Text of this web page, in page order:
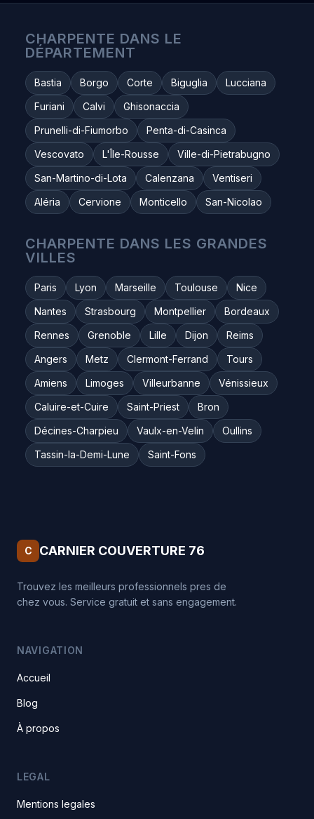
CHARPENTE DANS LE
DÉPARTEMENT
Bastia Borgo Corte Biguglia
Lucciana
Furiani
Calvi
Ghisonaccia
Prunelli-di-Fiumorbo
Penta-di-Casinca
Vescovato
L'Île-Rousse
Ville-di-Pietrabugno
San-Martino-di-Lota
Calenzana
Ventiseri
Aléria
Cervione Monticello San-Nicolao
CHARPENTE DANS LES GRANDES
VILLES
Paris Lyon Marseille Toulouse
Nice
Nantes
Strasbourg Montpellier
Bordeaux
Rennes
Grenoble Lille Dijon
Reims
Angers
Metz Clermont-Ferrand
Tours
Amiens
Limoges Villeurbanne
Vénissieux
Caluire-et-Cuire
Saint-Priest
Bron
Décines-Charpieu
Vaulx-en-Velin
Oullins
Tassin-la-Demi-Lune
Saint-Fons
C CARNIER COUVERTURE 76
Trouvez les meilleurs professionnels pres de
chez vous. Service gratuit et sans engagement.
NAVIGATION
Accueil
Blog
À propos
LEGAL
Mentions legales